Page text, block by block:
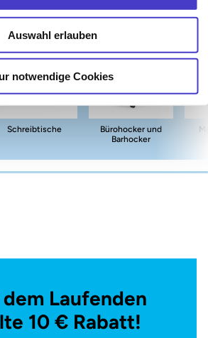
Auswahl erlauben
notwendige Cookies
Schreibtische
Bürohocker und
Barhocker
Laufenden
10 € Rabatt!